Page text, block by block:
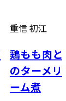
重信 初江
鶏もも肉
のターメ
ーム煮